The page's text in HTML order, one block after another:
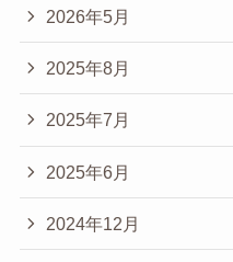
2026年5月
2025年8月
2025年7月
2025年6月
2024年12月